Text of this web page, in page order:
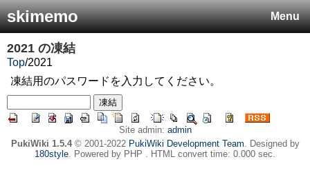
Menu
skimemo
2021 の凍結
Top/2021
凍結用のパスワードを入力してください。
Site admin: admin
PukiWiki 1.5.4© 2001-2022 PukiWiki Development Team. Designed by
180style. Powered by PHP . HTML convert time: 0.000 sec.